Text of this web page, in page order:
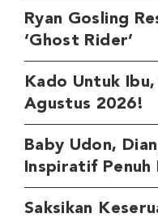
Ryan Gosling
‘Ghost Rider’
Kado Untuk
Agustus 2026!
Baby Udon,
Inspiratif Penuh
Saksikan